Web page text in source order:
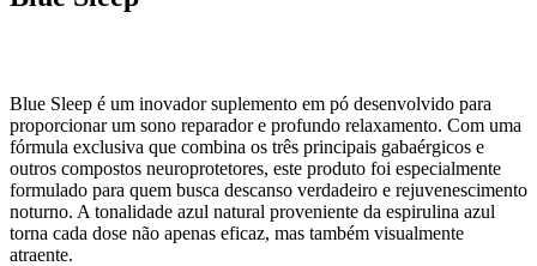
Blue Sleep é um inovador suplemento em pó desenvolvido para
proporcionar um sono reparador e profundo relaxamento. Com uma
fórmula exclusiva que combina os três principais gabaérgicos e
outros compostos neuroprotetores, este produto foi especialmente
formulado para quem busca descanso verdadeiro e rejuvenescimento
noturno. A tonalidade azul natural proveniente da espirulina azul
torna cada dose não apenas eficaz, mas também visualmente
atraente.